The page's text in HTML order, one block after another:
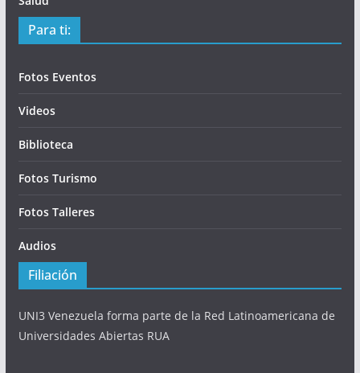
Para ti:
Fotos Eventos
Videos
Biblioteca
Fotos Turismo
Fotos Talleres
Audios
Filiación
UNI3 Venezuela forma parte de la Red Latinoamericana de
Universidades Abiertas RUA